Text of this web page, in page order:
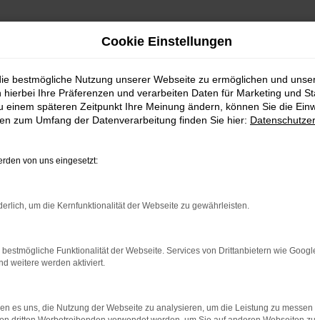
Fahrzeugmarkt
Cookie Einstellungen
bestmögliche Nutzung unserer Webseite zu ermöglichen und
Ihre Präferenzen und verarbeiten Daten für Marketing und
einem späteren Zeitpunkt Ihre Meinung ändern, können Sie die
zum Umfang der Datenverarbeitung finden Sie hier:
von uns eingesetzt:
um die Kernfunktionalität der Webseite zu gewährleisten.
Funktionalität der Webseite. Services von Drittanbietern wie
weitere werden aktiviert.
es uns, die Nutzung der Webseite zu analysieren, um die Leistung zu